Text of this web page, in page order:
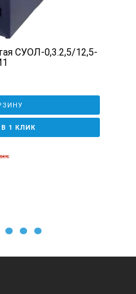
для ТВР-А и ТВР-АМ
СУОЛ-0,3.2,5/12,5-
1 КЛИК